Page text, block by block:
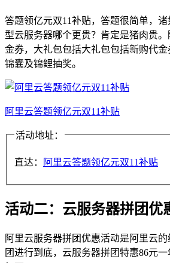
答题领亿元双11补贴，答题很简单，诸
型云服务器哪个更贵？肯定是猪肉贵
金券，大礼包包括大礼包包括新购代
锦囊及锦鲤抽奖。
阿里云答题领亿元双11补贴
活动地址：
直达： 阿里云答题领亿元双11补贴
活动二：云服务器拼团优
阿里云服务器拼团优惠活动是阿里云
团进行到底，云服务器拼团特惠86元